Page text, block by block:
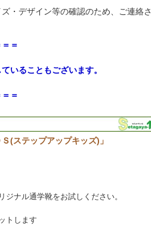
・デザイン等の確認のため、ご連絡さ
＝
いることもございます。
＝
(ステップアップキッズ)」
ナル通学靴をお試しください。
トします